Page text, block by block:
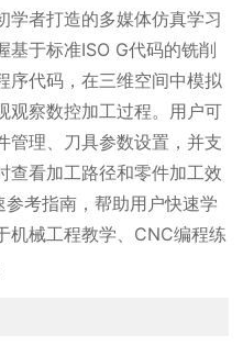
学者打造的多媒体仿真学习
基于标准ISO G代码的铣削
序代码，在三维空间中模拟
观察数控加工过程。用户可
管理、刀具参数设置，并支
查看加工路径和零件加工效
考指南，帮助用户快速学
机械工程教学、CNC编程练